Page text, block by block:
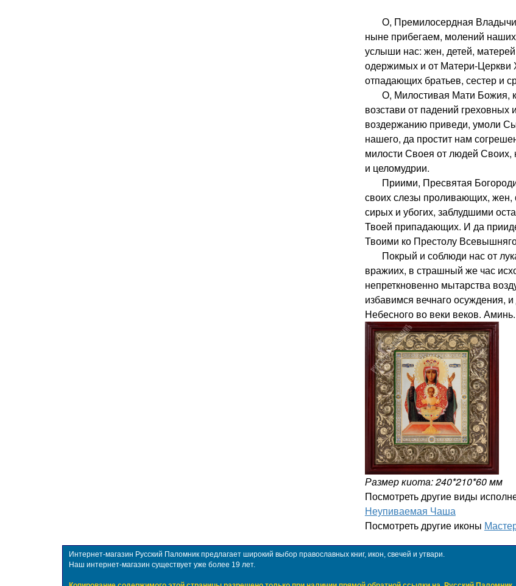
О, Премилосердная
ныне прибегаем, молений
услыши нас: жен, детей,
одержимых и от Матери-Церкви
отпадающих братьев, сестер и
О, Милостивая Мати Божия,
возстави от падений греховных
воздержанию приведи, умоли
нашего, да простит нам
милости Своея от людей Своих,
и целомудрии.
Приими, Пресвятая
своих слезы проливающих,
сирых и убогих, заблудшими
Твоей припадающих. И да
Твоими ко Престолу
Покрый и соблюди нас от
вражиих, в страшный же час
непреткновенно мытарства
избавимся вечнаго осуждения,
Небесного во веки веков. Аминь.
Размер киота: 240*210*60 мм
Посмотреть другие виды
Неупиваемая Чаша
Посмотреть другие иконы
Интернет-магазин Русский Паломник предлагает широкий выбор православных книг, икон, свечей и утвари.
Наш интернет-магазин существует уже более 19 лет.